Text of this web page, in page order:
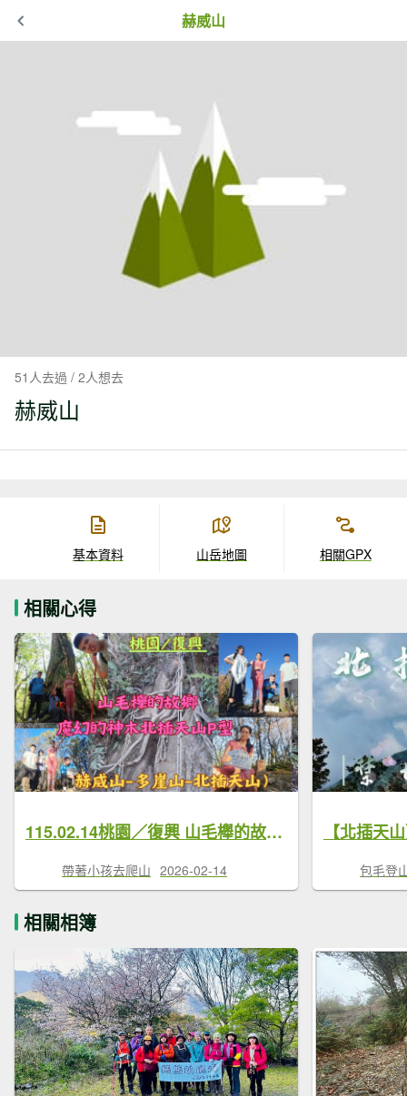
赫威山
51人去過 / 2人想去
赫威山
基本資料 山岳地圖 相關GPX
相關心得
115.02.14桃園／復興 山毛櫸的故鄉-魔幻的神木群北插天山P型（赫威山-多崖山-北插天山）
帶著小孩去爬山 2026-02-14 包毛登
相關相簿